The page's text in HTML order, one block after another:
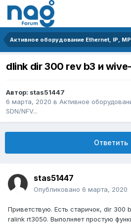
dlink dir 300 rev b3 и
Автор: stas51447
6 марта, 2020 в Активное
SDN/NFV...
Ответить
stas51447
Опубликовано 6 марта, 2020
Приветствую. Есть старичок, dir 300
ralink rt3050. Выполняет простую